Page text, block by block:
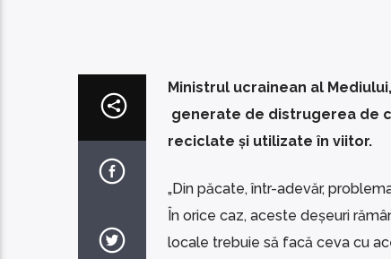
Ministrul ucrainean al
generate de distrugerea de
reciclate și utilizate în viitor.
„Din păcate, într-adevăr,
În orice caz, aceste deșeuri
locale trebuie să facă ceva cu